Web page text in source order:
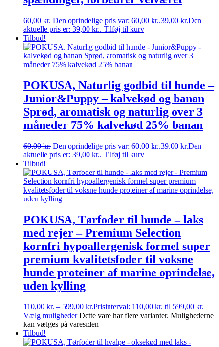
60,00kr. Den oprindelige pris var: 60,00 kr..39,00 kr.Den
aktuelle pris er: 39,00 kr.. Tilføj til kurv
Tilbud!
POKUSA, Naturlig godbid til hunde –
Junior&Puppy – kalvekød og banan
Sprød, aromatisk og naturlig over 3
måneder 75% kalvekød 25% banan
60,00kr. Den oprindelige pris var: 60,00 kr..39,00 kr.Den
aktuelle pris er: 39,00 kr.. Tilføj til kurv
Tilbud!
POKUSA, Tørfoder til hunde – laks
med rejer – Premium Selection
kornfri hypoallergenisk formel super
premium kvalitetsfoder til voksne
hunde proteiner af marine oprindelse,
uden kylling
110,00 kr. – 599,00 kr.Prisinterval: 110,00 kr. til 599,00 kr.
Vælg muligheder Dette vare har flere varianter. Mulighederne
kan vælges på varesiden
Tilbud!